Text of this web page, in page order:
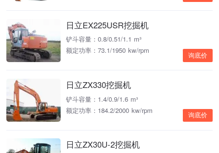
日立EX225USR挖掘机
铲斗容量：0.8/0.51/1.1 m³
额定功率：73.1/1950 kw/rpm
询底价
日立ZX330挖掘机
铲斗容量：1.4/0.9/1.6 m³
额定功率：184.2/2000 kw/rpm
询底价
日立ZX30U-2挖掘机